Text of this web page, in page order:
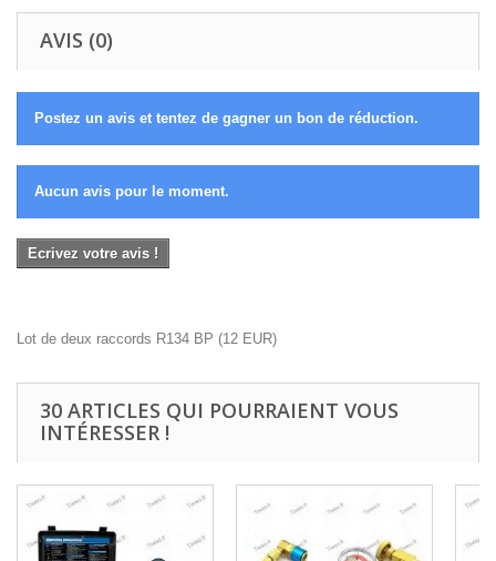
AVIS (0)
Postez un avis et tentez de gagner un bon de réduction.
Aucun avis pour le moment.
Ecrivez votre avis !
Lot de deux raccords R134 BP (12 EUR)
30 ARTICLES QUI POURRAIENT VOUS
INTÉRESSER !